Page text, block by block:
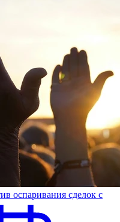
оспаривания сделок с